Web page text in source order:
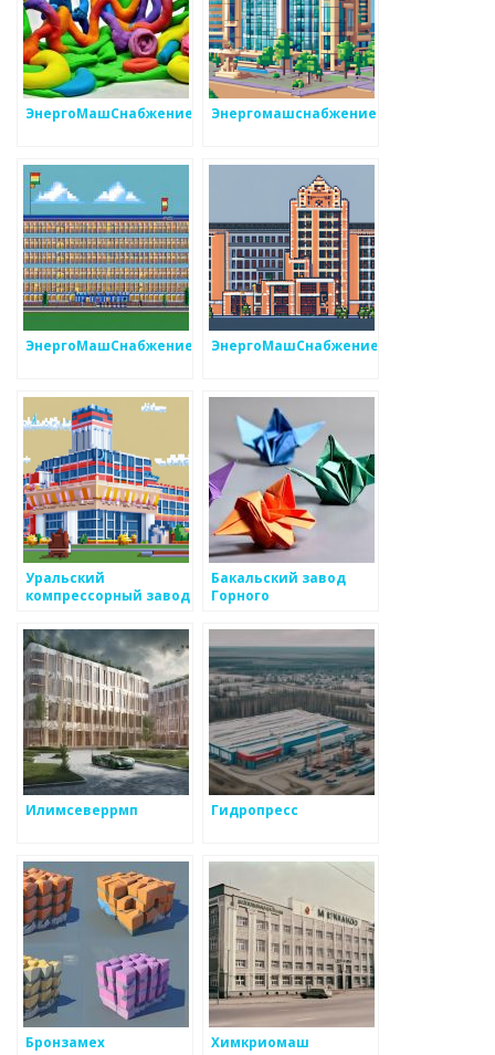
ЭнергоМашСнабжение Энергомашснабжение
ЭнергоМашСнабжение ЭнергоМашСнабжение
Уральский
компрессорный завод
Бакальский завод
Горного
Илимсеверрмп Гидропресс
Бронзамех Химкриомаш